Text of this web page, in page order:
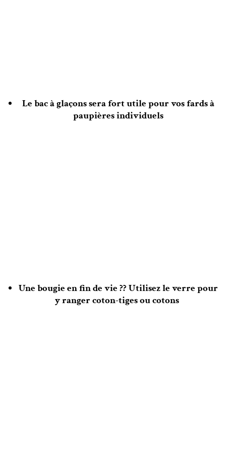
Le bac à glaçons sera fort utile pour vos fards à
paupières individuels
Une bougie en fin de vie ?? Utilisez le verre pour
y ranger coton-tiges ou cotons